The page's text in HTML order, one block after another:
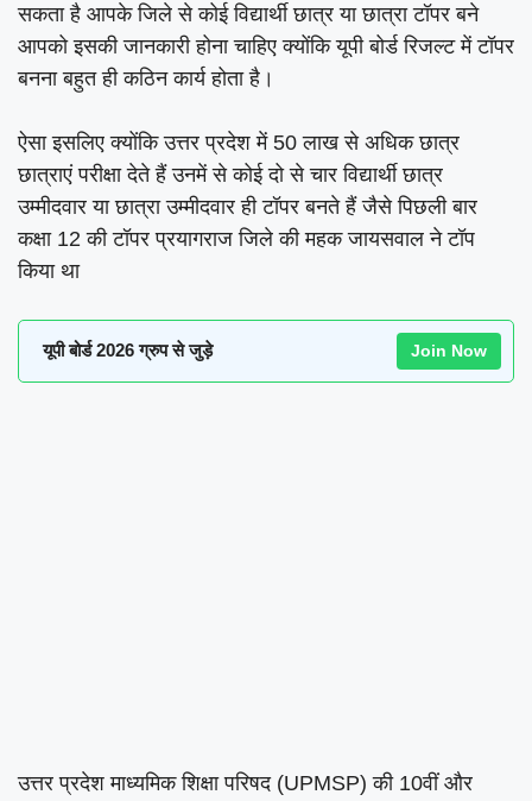
सकता है आपके जिले से कोई विद्यार्थी छात्र या छात्रा टॉपर बने
आपको इसकी जानकारी होना चाहिए क्योंकि यूपी बोर्ड रिजल्ट में टॉपर
बनना बहुत ही कठिन कार्य होता है।
ऐसा इसलिए क्योंकि उत्तर प्रदेश में 50 लाख से अधिक छात्र
छात्राएं परीक्षा देते हैं उनमें से कोई दो से चार विद्यार्थी छात्र
उम्मीदवार या छात्रा उम्मीदवार ही टॉपर बनते हैं जैसे पिछली बार
कक्षा 12 की टॉपर प्रयागराज जिले की महक जायसवाल ने टॉप
किया था
यूपी बोर्ड 2026 ग्रुप से जुड़े Join Now
उत्तर प्रदेश माध्यमिक शिक्षा परिषद (UPMSP) की 10वीं और